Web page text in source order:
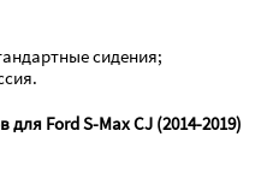
сидения;
Ford S-Max CJ (2014-2019)